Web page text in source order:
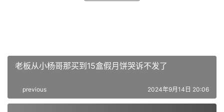
老板从小杨哥那买到15盒假月饼哭诉不发了
previous 2024年9月14日 20:06